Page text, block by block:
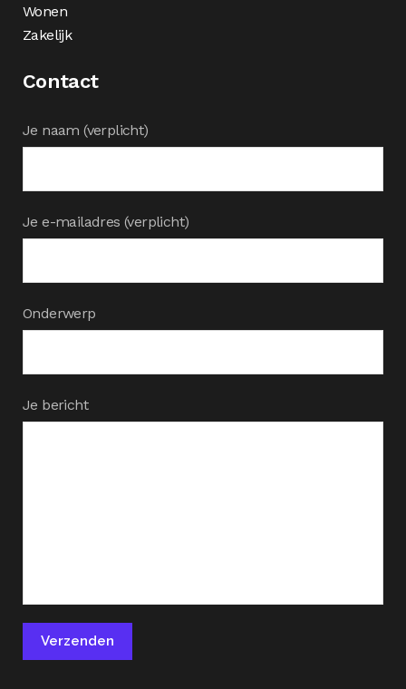
Wonen
Zakelijk
Contact
Je naam (verplicht)
Je e-mailadres (verplicht)
Onderwerp
Je bericht